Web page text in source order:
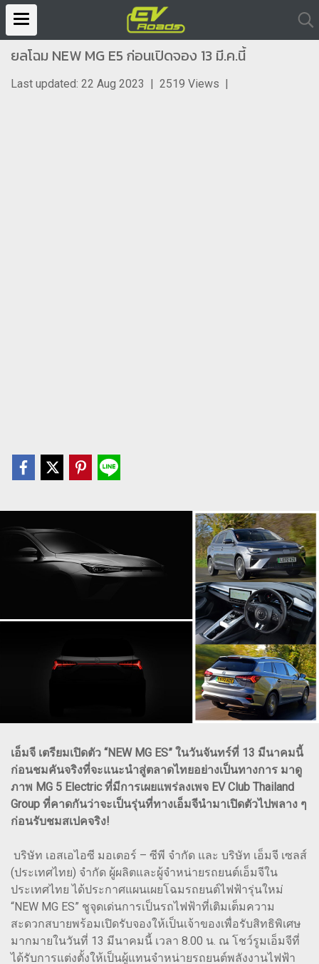
ยลโฉม NEW MG E5 ก่อนเปิดจอง 13 มี.ค.นี้
Last updated: 22 Aug 2023 | 2519 Views |
เอ็มจี เตรียมเปิดตัว “NEW MG ES” ในวันจันทร์ที่ 13 มีนาคมนี้
ก่อนชมคันจริงที่จะแนะนำสู่ตลาดไทยอย่างเป็นทางการ มาดู
ภาพ MG 5 Electric ที่มีการเผยแพร่ลงเพจ EV Club Thailand
Group ที่คาดกันว่าจะเป็นรุ่นที่ทางเอ็มจีนำมาเปิดตัวไปพลาง ๆ
ก่อนรับชมสเปคจริง!
บริษัท เอสเอไอซี มอเตอร์ – ซีพี จำกัด และ บริษัท เอ็มจี เซลส์
(ประเทศไทย) จำกัด ผู้ผลิตและผู้จำหน่ายรถยนต์เอ็มจีใน
ประเทศไทย ได้ประกาศแผนเผยโฉมรถยนต์ไฟฟ้ารุ่นใหม่
“NEW MG ES” ชูจุดเด่นการเป็นรถไฟฟ้าที่เติมเต็มความ
สะดวกสบายพร้อมเปิดรับจองให้เป็นเจ้าของเพื่อรับสิทธิพิเศษ
มากมายในวันที่ 13 มีนาคมนี้ เวลา 8.00 น. ณ โชว์รูมเอ็มจีที่
ได้รับการแต่งตั้งให้เป็นผู้แทนจำหน่ายรถยนต์พลังงานไฟฟ้า